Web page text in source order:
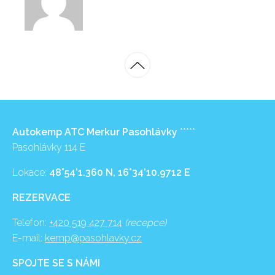
Autokemp ATC Merkur Pasohlávky *****
Pasohlávky 114 E
Lokace: 48°54’1.360 N, 16°34’10.9712 E
REZERVACE
Telefon: +420 519 427 714 (recepce)
E-mail: kemp@pasohlavky.cz
SPOJTE SE S NÁMI